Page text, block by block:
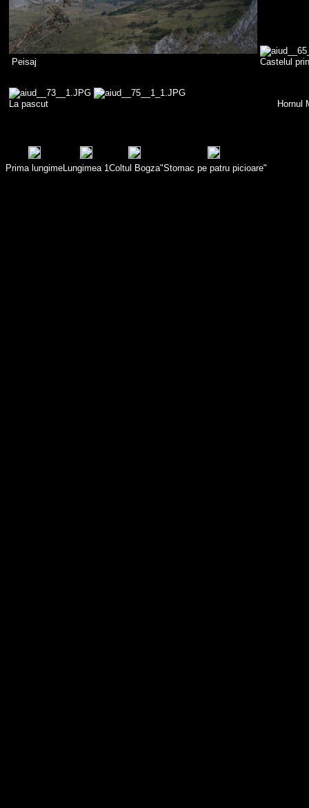
Peisaj Castelul printesei
La pascut Hornul Mare, Cheile
Prima lungimeLungimea 1Coltul Bogza"Stomac pe patru picioare"